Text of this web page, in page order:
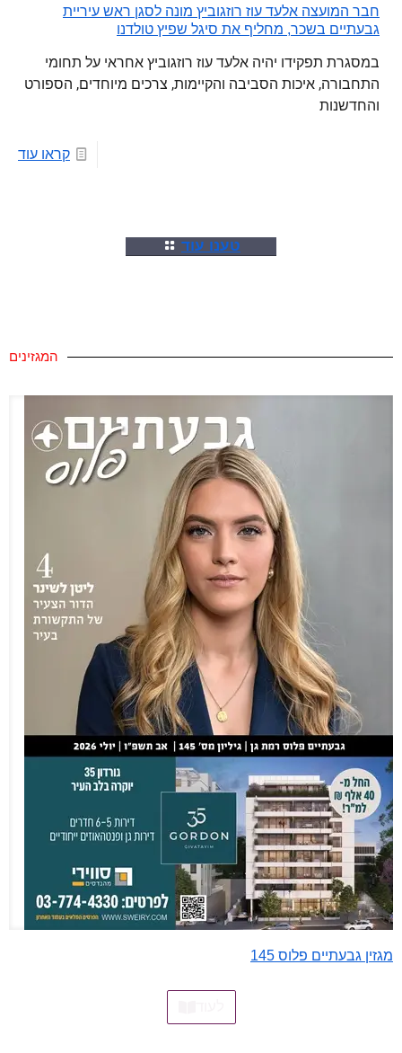
חבר המועצה אלעד עוז רוזגוביץ מונה לסגן ראש עיריית
גבעתיים בשכר, מחליף את סיגל שפיץ טולדנו
במסגרת תפקידו יהיה אלעד עוז רוזגוביץ אחראי על תחומי
התחבורה, איכות הסביבה והקיימות, צרכים מיוחדים, הספורט
והחדשנות
קראו עוד
טענו עוד
המגזינים
מגזין גבעתיים פלוס 145